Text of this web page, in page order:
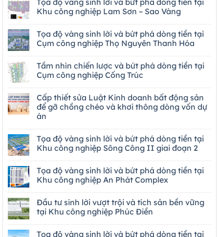
Tọa độ vàng sinh lời và bứt phá dòng tiền tại
Khu công nghiệp Lam Sơn – Sao Vàng
Tọa độ vàng sinh lời và bứt phá dòng tiền tại
Cụm công nghiệp Thọ Nguyên Thanh Hóa
Tầm nhìn chiến lược và bứt phá dòng tiền tại
Cụm công nghiệp Cống Trúc
Cấp thiết sửa Luật Kinh doanh bất động sản
để gỡ chồng chéo và khơi thông dòng vốn dự
án
Tọa độ vàng sinh lời và bứt phá dòng tiền tại
Khu công nghiệp Sông Công II giai đoạn 2
Tọa độ vàng sinh lời và bứt phá dòng tiền tại
Khu công nghiệp An Phát Complex
Đầu tư sinh lời vượt trội và tích sản bền vững
tại Khu công nghiệp Phúc Điền
Tọa độ vàng sinh lời và bứt phá dòng tiền tại